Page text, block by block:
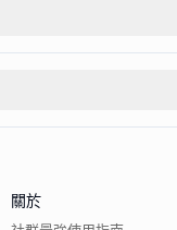
關於